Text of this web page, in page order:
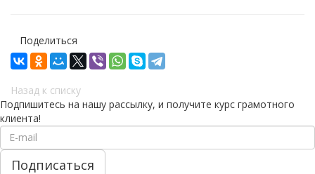
Поделиться
Назад к списку
Подпишитесь на нашу рассылку, и получите курс грамотного
клиента!